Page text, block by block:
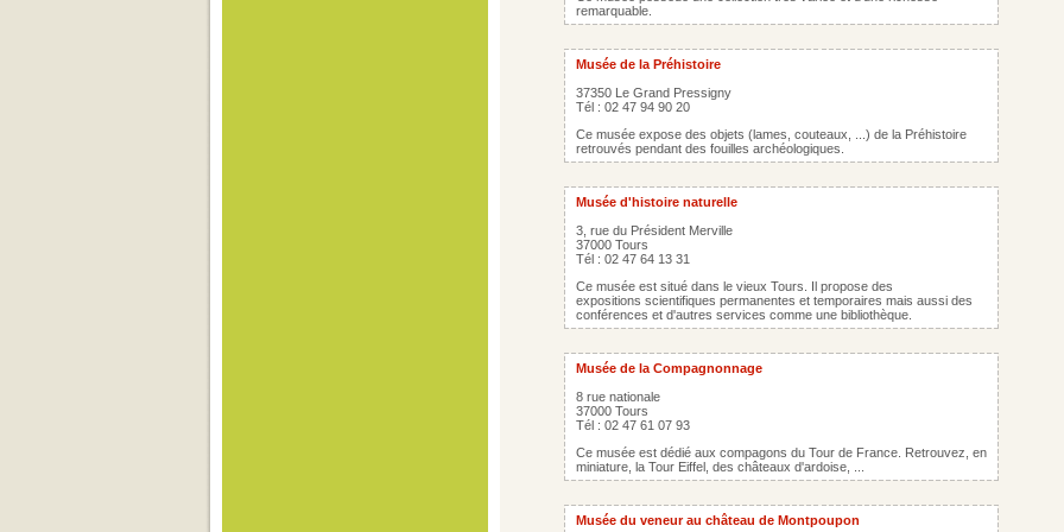
remarquable.
Musée de la Préhistoire
37350 Le Grand Pressigny
Tél : 02 47 94 90 20
Ce musée expose des objets (lames, couteaux, ...) de la Préhistoire
retrouvés pendant des fouilles archéologiques.
Musée d'histoire naturelle
3, rue du Président Merville
37000 Tours
Tél : 02 47 64 13 31
Ce musée est situé dans le vieux Tours. Il propose des
expositions scientifiques permanentes et temporaires mais aussi des
conférences et d'autres services comme une bibliothèque.
Musée de la Compagnonnage
8 rue nationale
37000 Tours
Tél : 02 47 61 07 93
Ce musée est dédié aux compagons du Tour de France. Retrouvez, en
miniature, la Tour Eiffel, des châteaux d'ardoise, ...
Musée du veneur au château de Montpoupon